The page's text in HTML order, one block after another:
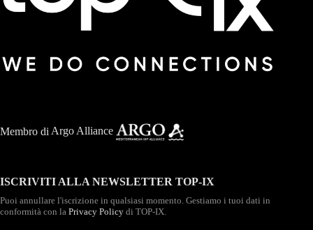
Membro di Argo Alliance
ISCRIVITI ALLA NEWSLETTER TOP-IX
Puoi annullare l'iscrizione in qualsiasi momento. Gestiamo i tuoi dati in
conformità con la Privacy Policy di TOP-IX.